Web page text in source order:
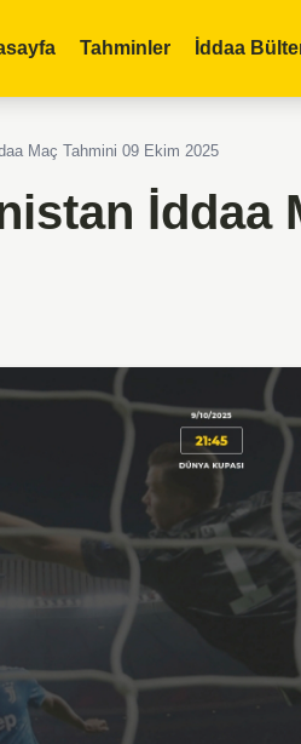
Tahminler İddaa
Maç Tahmini 09 Ekim 2025
İddaa